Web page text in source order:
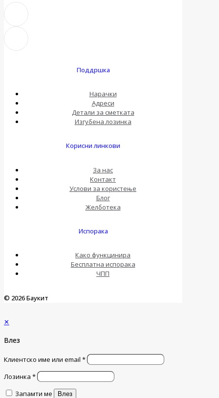
Поддршка
Нарачки
Адреси
Детали за сметката
Изгубена лозинка
Корисни линкови
За нас
Контакт
Услови за користење
Блог
Желботека
Испорака
Како функцинира
Бесплатна испорака
ЧПП
© 2026 Баукит
✕
Влез
Клиентско име или email *
Лозинка *
Запамти ме
Влез